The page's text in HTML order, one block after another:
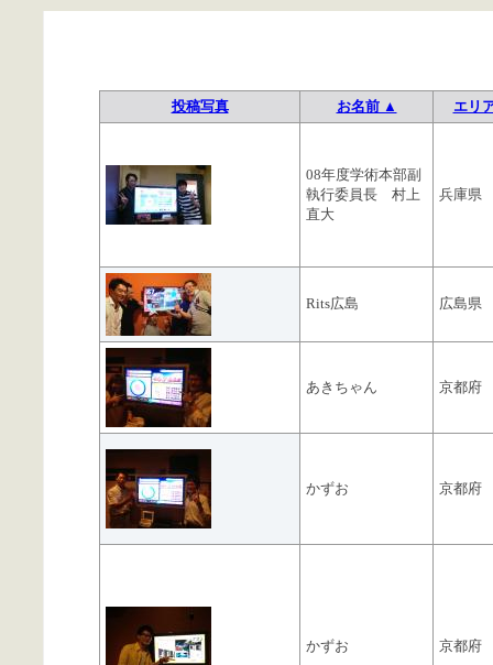
投稿写真 お名前 ▲ エリ
08年度学術本部副
執行委員長 村上
直大
兵庫県
Rits広島 広島県
あきちゃん 京都府
かずお 京都府
かずお 京都府